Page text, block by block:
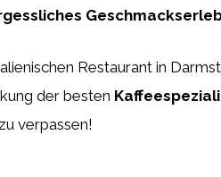
Restaurant in
der besten
verpassen!